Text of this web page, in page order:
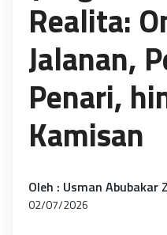
Realita:
Jalanan,
Penari,
Kamisan
Oleh : Usman Abubakar
02/07/2026